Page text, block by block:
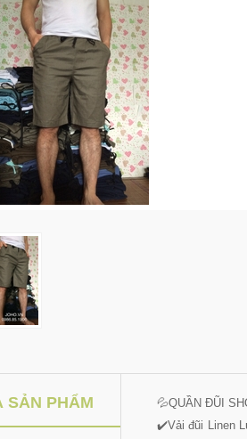
SẢN PHẨM
💦QUẦN ĐŨI
✔️Vải đũi Linen